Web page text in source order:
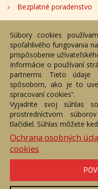
Bezplatné poradenstvo
Adresa
Nižný Hrušov 333, 094
Slovenská republika
+421 905 356 921
+421 905 959 101
eantik@eantik.sk
Návod
Ochrana os. údajov
podmienené výslovným
Súbory cookies
spoľahlivého fungovania
prispôsobenie
Informácie o používaní
partnermi. Tieto údaje
spôsobom, ako je to
spracovaní cookies“.
Vyjadrite svoj súhlas
prostredníctvom
tlačidiel. Súhlas môžete
Ochrana osobných
cookies